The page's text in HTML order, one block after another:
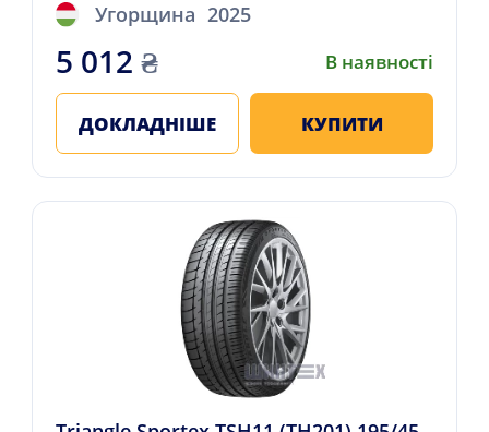
Угорщина 2025
5 012 ₴ В наявності
ДОКЛАДНІШЕ КУПИТИ